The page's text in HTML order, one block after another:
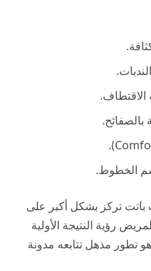
بالصفائح.
الخطوط.
باتت تركز بشكل أكبر على
رؤية النتيجة الأولية
تطور مذهل تتابعه مدونة